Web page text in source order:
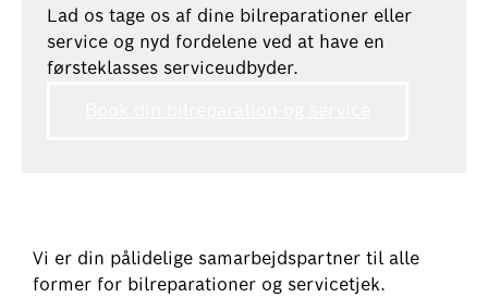
Lad os tage os af dine bilreparationer eller
service og nyd fordelene ved at have en
førsteklasses serviceudbyder.
Vi er din pålidelige samarbejdspartner til alle
former for bilreparationer og servicetjek.